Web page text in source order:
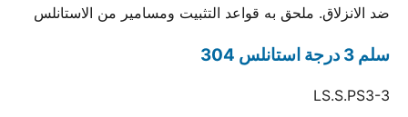
ضد الانزلاق. ملحق به قواعد التثبيت ومسامير من الاستانلس
سلم 3 درجة استانلس 304
LS.S.PS3-3